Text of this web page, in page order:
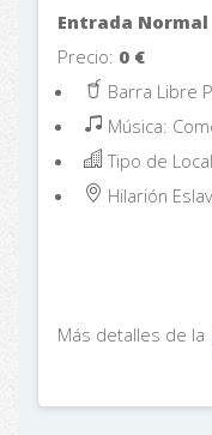
Entrada Normal
Precio: 0 €
Barra Libre
Música:
Tipo de
Hilarión
Más detalles de la